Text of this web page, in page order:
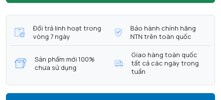
Đổi trả linh hoạt trong
vòng 7 ngày
Bảo hành chính hãng
NTN trên toàn quốc
Sản phẩm mới 100%
chưa sử dụng
Giao hàng toàn quốc
tất cả các ngày trong
tuần